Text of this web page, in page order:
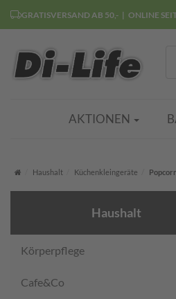
GRATISVERSAND AB 50,- ONLINE
AKTIONEN
Startseite
Haushalt Küchenkleingeräte
Haushalt
Körperpflege
Cafe&Co